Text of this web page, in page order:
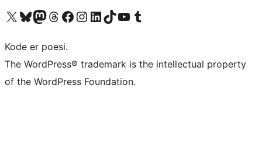
Besøg vores X (tidligere Twitter) konto
Besøg vores Bluesky-konto
Besøg vores Mastodon konto
Besøg vores Threads-konto
Besøg vores Facebook sideBesøg vores Instagram konto
Besøg vores LinkedIn konto
Besøg vores TikTok-konto
Besøg vores YouTube-kanalBesøg vores Tumblr-konto
Kode er poesi.
The WordPress® trademark is the intellectual property
of the WordPress Foundation.